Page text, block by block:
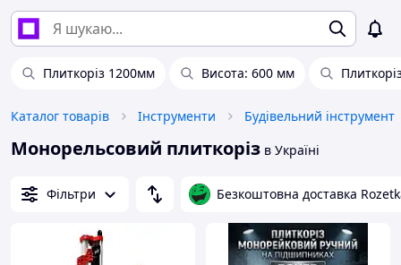
Плиткоріз 1200мм Висота: 600 мм
Каталог товарів Інструменти Будівельний інструмент
Монорельсовий плиткоріз в Україні
Фільтри Безкоштовна доставка